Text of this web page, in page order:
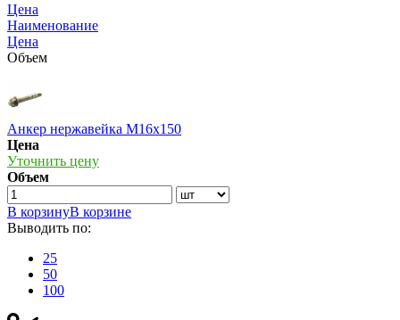
Цена
Наименование
Цена
Объем
Анкер нержавейка М16х150
Цена
Уточнить цену
Объем
В корзинуВ корзине
Выводить по:
25
50
100